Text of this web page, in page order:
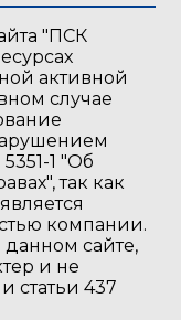
"ПСК
активной
случае
1 "Об
так как
компании.
сайте,
и не
статьи 437